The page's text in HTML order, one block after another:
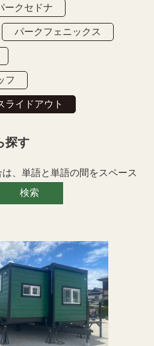
ークセドナ
パークフェニックス
フ
ライドアウト
探す
、単語と単語の間をスペース